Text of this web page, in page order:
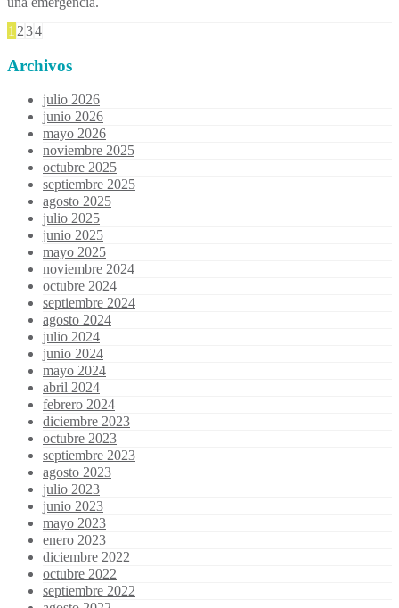
1 234
Archivos
julio 2026
junio 2026
mayo 2026
noviembre 2025
octubre 2025
septiembre 2025
agosto 2025
julio 2025
junio 2025
mayo 2025
noviembre 2024
octubre 2024
septiembre 2024
agosto 2024
julio 2024
junio 2024
mayo 2024
abril 2024
febrero 2024
diciembre 2023
octubre 2023
septiembre 2023
agosto 2023
julio 2023
junio 2023
mayo 2023
enero 2023
diciembre 2022
octubre 2022
septiembre 2022